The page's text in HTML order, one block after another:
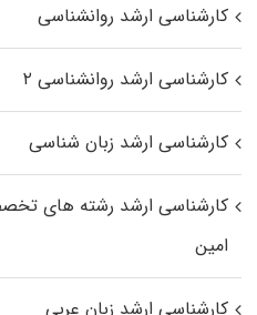
کارشناسی ارشد روانشناسی
کارشناسی ارشد روانشناسی ۲
کارشناسی ارشد زبان شناسی
کارشناسی ارشد رﺷﺘﻪ ﻫﺎی
اﻣﻴﻦ
کارشناسی ارشد زبان عربی